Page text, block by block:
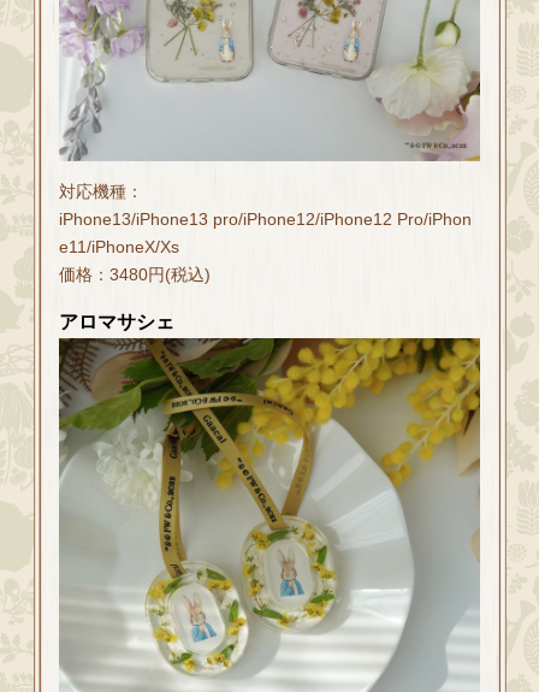
対応機種：
iPhone13/iPhone13 pro/iPhone12/iPhone12 Pro/iPhon
e11/iPhoneX/Xs
価格：3480円(税込)
アロマサシェ